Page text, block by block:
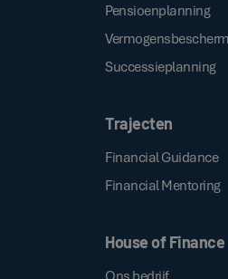
Pensioenplanning
Successieplanning
Trajecten
Financial Guidance
Financial Mentoring
House of Finance